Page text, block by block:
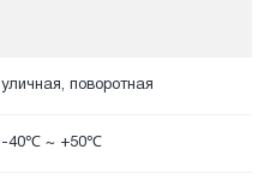
уличная, поворотная
-40℃ ~ +50℃